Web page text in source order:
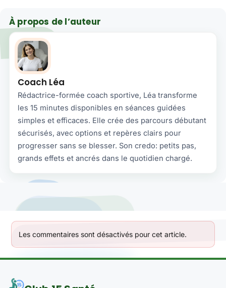
À propos de l’auteur
Coach Léa
Rédactrice-formée coach sportive, Léa transforme
les 15 minutes disponibles en séances guidées
simples et efficaces. Elle crée des parcours débutant
sécurisés, avec options et repères clairs pour
progresser sans se blesser. Son credo: petits pas,
grands effets et ancrés dans le quotidien chargé.
Les commentaires sont désactivés pour cet article.